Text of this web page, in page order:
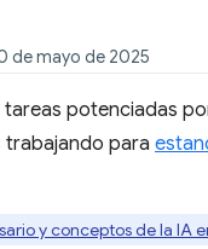
de mayo de 2025
potenciadas
trabajando para
y conceptos de la IA